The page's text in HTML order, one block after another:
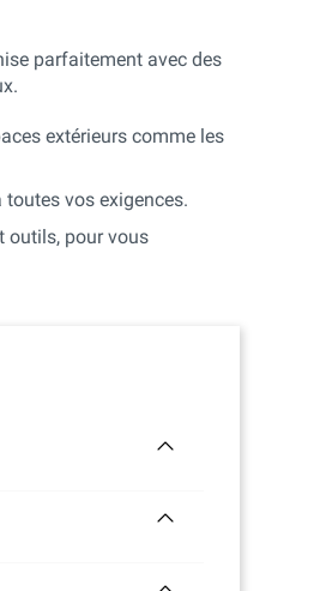
parfaitement avec des
extérieurs comme les
toutes vos exigences.
outils, pour vous